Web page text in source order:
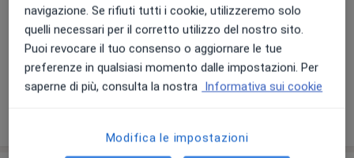
Via Giulio Petroni, 99a, Bari• Mappa
Studio Specialistico
Visita gastroenterologica
Prezzo non disponibile
navigazione. Se rifiuti tutti i cookie, utilizzeremo solo
quelli necessari per il corretto utilizzo del nostro sito.
Puoi revocare il tuo consenso o aggiornare le tue
preferenze in qualsiasi momento dalle impostazioni. Per
saperne di più, consulta la nostra Informativa sui cookie
Modifica le impostazioni